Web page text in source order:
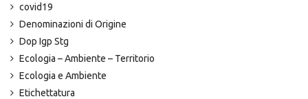
covid19
Denominazioni di Origine
Dop Igp Stg
Ecologia – Ambiente – Territorio
Ecologia e Ambiente
Etichettatura